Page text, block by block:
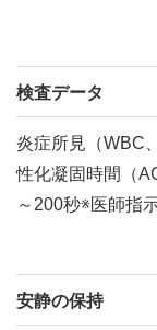
検査データ
炎症所見（WBC
性化凝固時間（
～200秒※医師指
安静の保持